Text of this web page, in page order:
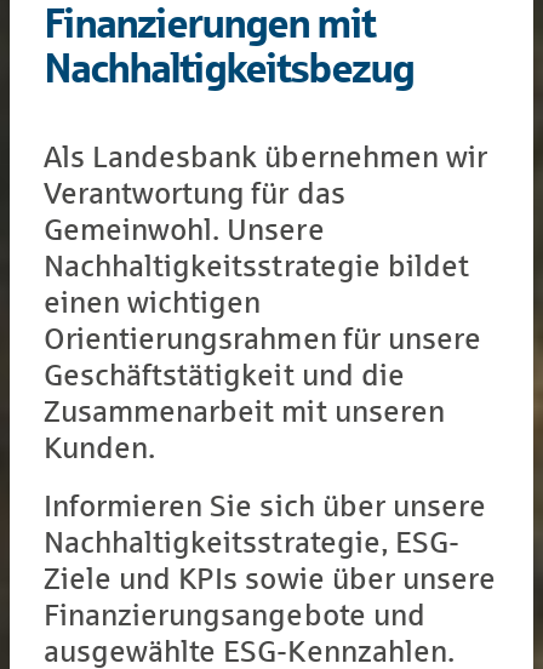
Finanzierungen mit
Nachhaltig­keits­bezug
Als Landesbank übernehmen wir
Verantwortung für das
Gemeinwohl. Unsere
Nachhaltigkeitsstrategie bildet
einen wichtigen
Orientierungsrahmen für unsere
Geschäftstätigkeit und die
Zusammenarbeit mit unseren
Kunden.
Informieren Sie sich über unsere
Nachhaltigkeitsstrategie, ESG-
Ziele und KPIs sowie über unsere
Finanzierungsangebote und
ausgewählte ESG-Kennzahlen.